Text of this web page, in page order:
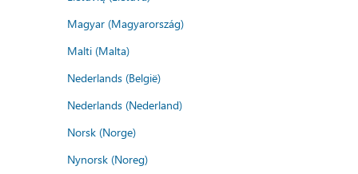
Magyar (Magyarország)
Malti (Malta)
Nederlands (België)
Nederlands (Nederland)
Norsk (Norge)
Nynorsk (Noreg)